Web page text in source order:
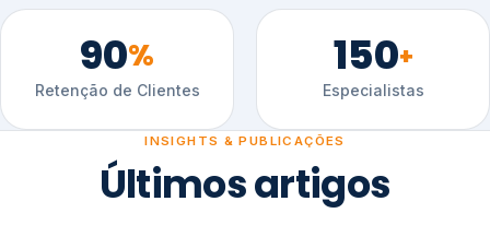
90%
Retenção de Clientes
150+
Especialistas
INSIGHTS & PUBLICAÇÕES
Últimos artigos